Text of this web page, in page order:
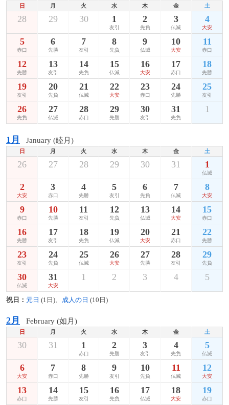
日 月 火 水 木 金 土
28 29 30 1
友引
2
先負
3
仏滅
4
大安
5
赤口
6
先勝
7
友引
8
先負
9
仏滅
10
大安
11
赤口
12
先勝
13
友引
14
先負
15
仏滅
16
大安
17
赤口
18
先勝
19
友引
20
先負
21
仏滅
22
大安
23
赤口
24
先勝
25
友引
26
先負
27
仏滅
28
赤口
29
先勝
30
友引
31
先負
1
1月 January (睦月)
日 月 火 水 木 金 土
26 27 28 29 30 31 1
仏滅
2
大安
3
赤口
4
先勝
5
友引
6
先負
7
仏滅
8
大安
9
赤口
10
先勝
11
友引
12
先負
13
仏滅
14
大安
15
赤口
16
先勝
17
友引
18
先負
19
仏滅
20
大安
21
赤口
22
先勝
23
友引
24
先負
25
仏滅
26
大安
27
先勝
28
友引
29
先負
30
仏滅
31
大安
1 2 3 4 5
祝日： 元日 (1日)、 成人の日 (10日)
2月 February (如月)
日 月 火 水 木 金 土
30 31 1
赤口
2
先勝
3
友引
4
先負
5
仏滅
6
大安
7
赤口
8
先勝
9
友引
10
先負
11
仏滅
12
大安
13
赤口
14
先勝
15
友引
16
先負
17
仏滅
18
大安
19
赤口